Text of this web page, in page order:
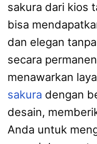
sakura dari kios
bisa
dan elegan
secara
menawarkan
sakura dengan
desain,
Anda untuk